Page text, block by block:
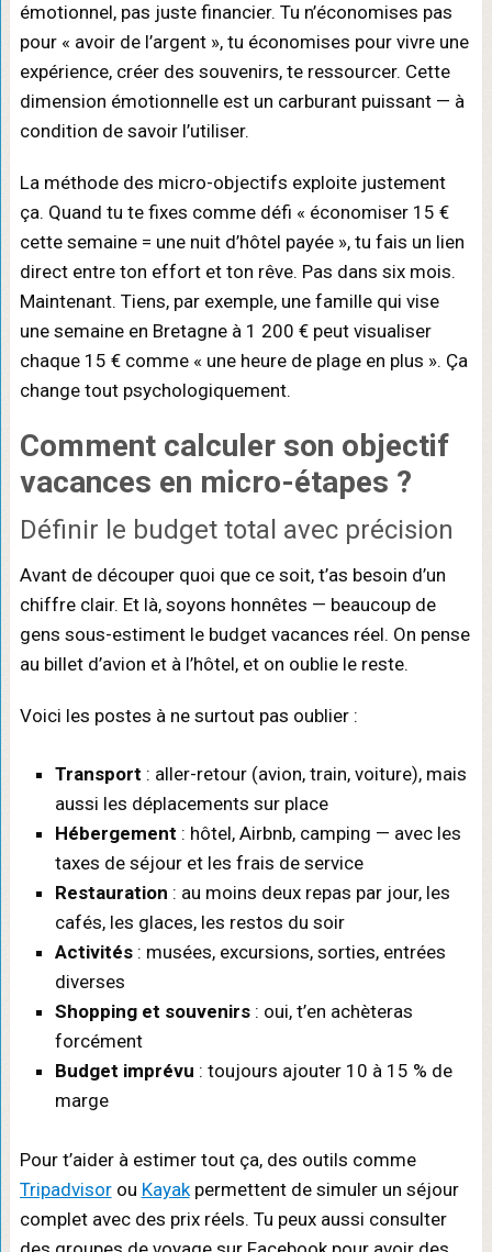
émotionnel, pas juste financier. Tu n’économises pas
pour « avoir de l’argent », tu économises pour vivre une
expérience, créer des souvenirs, te ressourcer. Cette
dimension émotionnelle est un carburant puissant — à
condition de savoir l’utiliser.
La méthode des micro-objectifs exploite justement
ça. Quand tu te fixes comme défi « économiser 15 €
cette semaine = une nuit d’hôtel payée », tu fais un lien
direct entre ton effort et ton rêve. Pas dans six mois.
Maintenant. Tiens, par exemple, une famille qui vise
une semaine en Bretagne à 1 200 € peut visualiser
chaque 15 € comme « une heure de plage en plus ». Ça
change tout psychologiquement.
Comment calculer son objectif
vacances en micro-étapes ?
Définir le budget total avec précision
Avant de découper quoi que ce soit, t’as besoin d’un
chiffre clair. Et là, soyons honnêtes — beaucoup de
gens sous-estiment le budget vacances réel. On pense
au billet d’avion et à l’hôtel, et on oublie le reste.
Voici les postes à ne surtout pas oublier :
Transport : aller-retour (avion, train, voiture), mais
aussi les déplacements sur place
Hébergement : hôtel, Airbnb, camping — avec les
taxes de séjour et les frais de service
Restauration : au moins deux repas par jour, les
cafés, les glaces, les restos du soir
Activités: musées, excursions, sorties, entrées
diverses
Shopping et souvenirs: oui, t’en achèteras
forcément
Budget imprévu : toujours ajouter 10 à 15 % de
marge
Pour t’aider à estimer tout ça, des outils comme
Tripadvisorou Kayakpermettent de simuler un séjour
complet avec des prix réels. Tu peux aussi consulter